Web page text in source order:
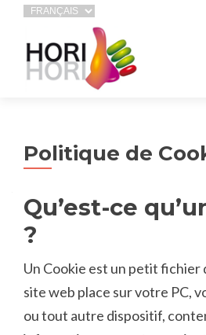
Politique de
Qu’est-ce
?
Un Cookie est un petit fichier
site web place sur votre PC,
ou tout autre dispositif,